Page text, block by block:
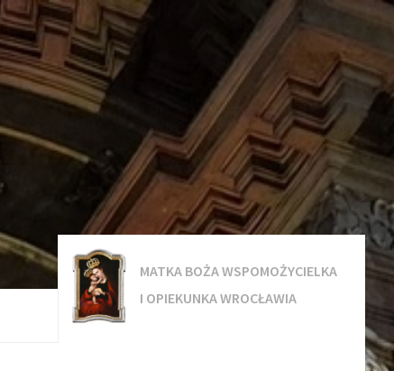
MATKA BOŻA WSPOMOŻYCIELKA
I OPIEKUNKA WROCŁAWIA